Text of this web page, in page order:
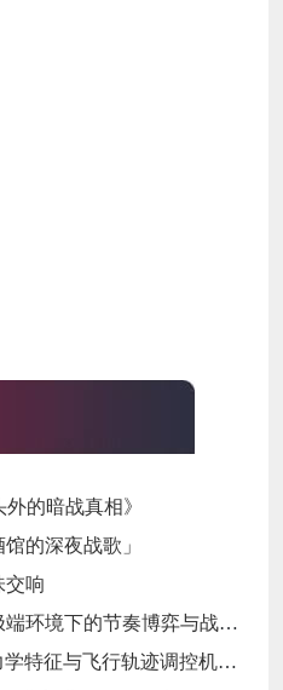
的暗战真相》
的深夜战歌」
交响
跨洲附加赛的气候变量：极端环境下的节奏博弈与战术自适应
“高海拔538米足球空气动力学特征与飞行轨迹调控机制——以2026世界杯BBVA球场为实证场景”